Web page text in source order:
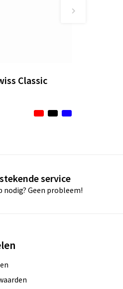
Classic
service
nodig? Geen probleem!